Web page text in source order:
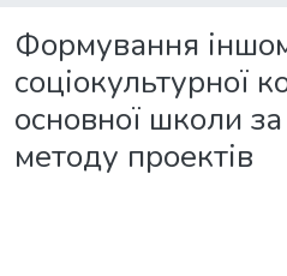
Формування
соціокультурної
основної школи
методу проектів